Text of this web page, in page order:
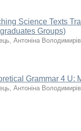
Science Texts
Groups)
Антоніна
Grammar 4 U:
Антоніна